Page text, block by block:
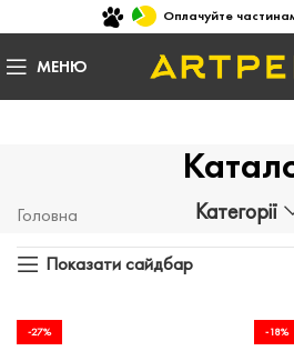
Оплачуйте
МЕНЮ
Категорії
Головна
Показати сайдбар
-27% -18%